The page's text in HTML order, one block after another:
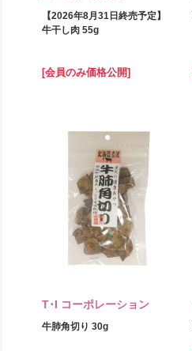
【2026年8月31日終売予定】
牛干し肉 55g
[会員のみ価格公開]
T･I コーポレーション
牛肺角切り 30g